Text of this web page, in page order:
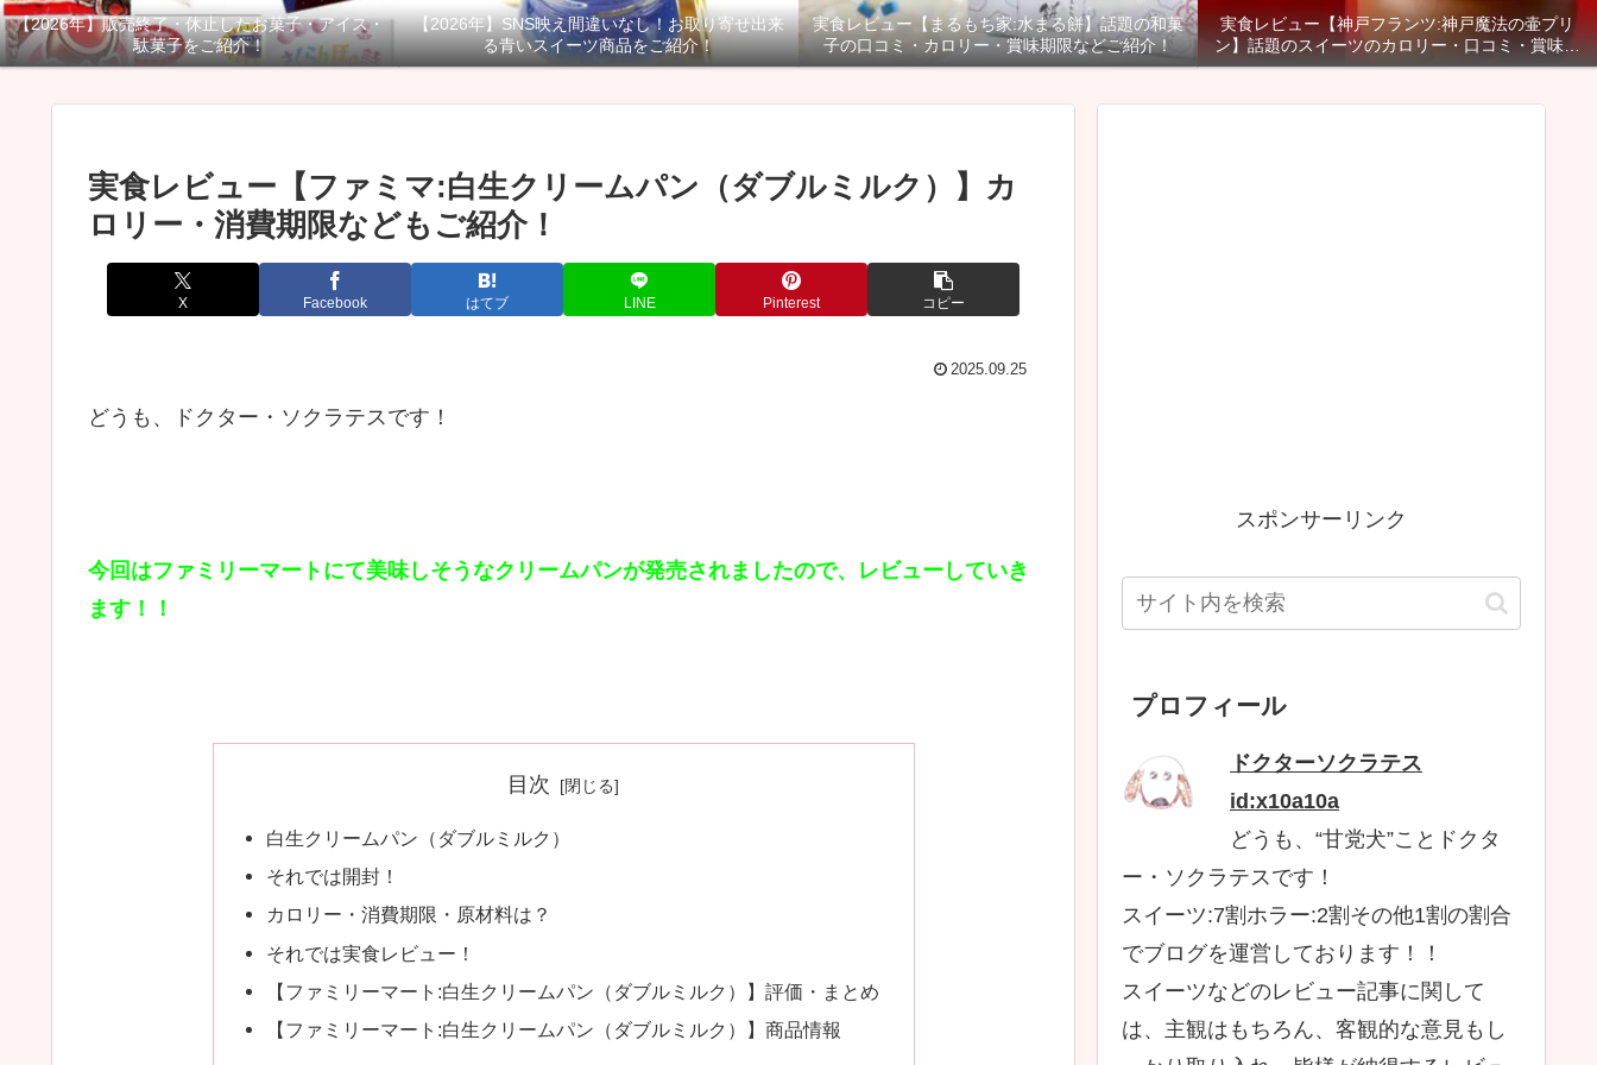
【2026年】販売終了・休止したお菓子・アイス・
駄菓子をご紹介！
【2026年】SNS映え間違いなし！お取り寄せ出来
る青いスイーツ商品をご紹介！
実食レビュー【まるもち家:水まる餅】話題の和菓
子の口コミ・カロリー・賞味期限などご紹介！
実食レビュー【神戸フランツ:神戸魔法の壷プリ
ン】話題のスイーツのカロリー・口コミ・賞味期
限などご紹介！
実食レビュー【ファミマ:白生クリームパン（ダブルミルク）】カ
ロリー・消費期限などもご紹介！
X Facebook はてブ LINE Pinterest コピー
2025.09.25
どうも、ドクター・ソクラテスです！
今回はファミリーマートにて美味しそうなクリームパンが発売されましたので、レビューしていき
ます！！
目次
白生クリームパン（ダブルミルク）
それでは開封！
カロリー・消費期限・原材料は？
それでは実食レビュー！
【ファミリーマート:白生クリームパン（ダブルミルク）】評価・まとめ
【ファミリーマート:白生クリームパン（ダブルミルク）】商品情報
スポンサーリンク
プロフィール
ドクターソクラテス
id:x10a10a
どうも、“甘党犬”ことドクタ
ー・ソクラテスです！
スイーツ:7割ホラー:2割その他1割の割合
でブログを運営しております！！
スイーツなどのレビュー記事に関して
は、主観はもちろん、客観的な意見もし